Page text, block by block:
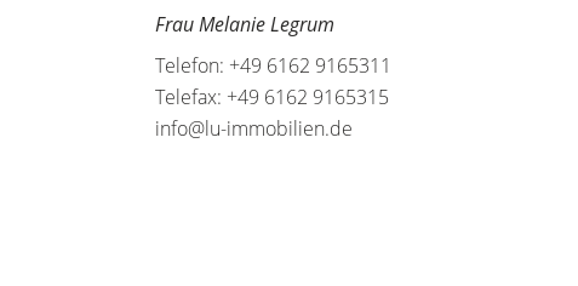
Frau Melanie Legrum
Telefon: +49 6162 9165311
Telefax: +49 6162 9165315
info@lu-immobilien.de